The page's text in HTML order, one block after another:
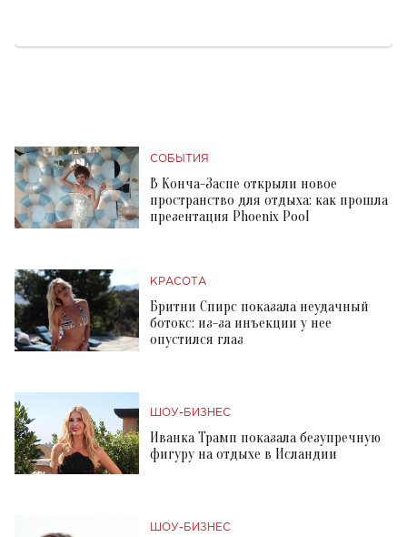
СОБЫТИЯ
В Конча-Заспе открыли новое
пространство для отдыха: как прошла
презентация Phoenix Pool
КРАСОТА
Бритни Спирс показала неудачный
ботокс: из-за инъекции у нее
опустился глаз
ШОУ-БИЗНЕС
Иванка Трамп показала безупречную
фигуру на отдыхе в Исландии
ШОУ-БИЗНЕС